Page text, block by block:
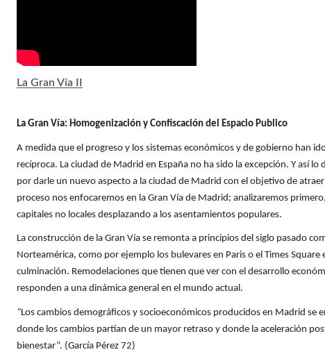
La Gran Vía II
La Gran Vía: Homogenización y Confiscación del Espacio Publico
A medida que el progreso y los sistemas económicos y de gobierno han
recíproca. La ciudad de Madrid en España no ha sido la excepción. Y así
por darle un nuevo aspecto a la ciudad de Madrid con el objetivo de
proceso nos enfocaremos en la Gran Vía de Madrid; analizaremos
capitales no locales desplazando a los asentamientos populares.
La construcción de la Gran Vía se remonta a principios del siglo pasado
Norteamérica, como por ejemplo los bulevares en Paris o el Times
culminación. Remodelaciones que tienen que ver con el desarrollo
responden a una dinámica general en el mundo actual.
“Los cambios demográficos y socioeconómicos producidos en Madrid se
donde los cambios partían de un mayor retraso y donde la aceleración
bienestar”. (García Pérez 72)